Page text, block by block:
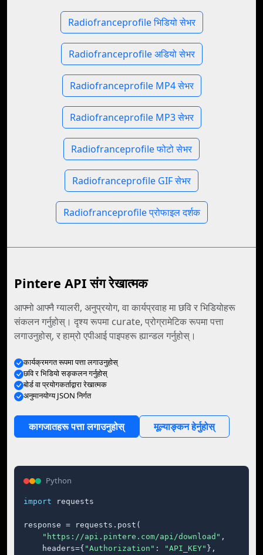
Radiofranceprofile भिडियो सेभर
Radiofranceprofile अडियो सेभर
Radiofranceprofile MP4 सेभर
Radiofranceprofile MP3 सेभर
Radiofranceprofile फोटो सेभर
Radiofranceprofile GIF सेभर
Radiofranceprofile प्रोफाइल दर्शक
Pintere API संग रेखात्मक
आफ्नो आफ्नै ग्यालरी, अनुप्रयोग, वा कार्यप्रवाह मा छवि र भिडियोहरू
संकलन गर्नुहोस्। दृश्य रूपमा curate, प्रोग्रामेटिक रूपमा पत्ता
लगाउनुहोस्, र हाम्रो एपीआई पाइपहरू ह्यान्डल गर्नुहोस्।
कार्यक्रमगत रूपमा पत्ता लगाउनुहोस्
छवि र भिडियो सङ्कलन गर्नुहोस्
बोर्ड वा प्रयोगकर्ताद्वारा रेखात्मक
अनुमानयोग्य JSON निर्गत
कागजातहरू पत्ता लगाउनुहोस् मूल्याङ्कन हेर्नुहोस्
Python
import requests
response = requests.post(
"https://api.pintere.com/api/download" ,
    headers={
"Authorization" : "API_KEY" },